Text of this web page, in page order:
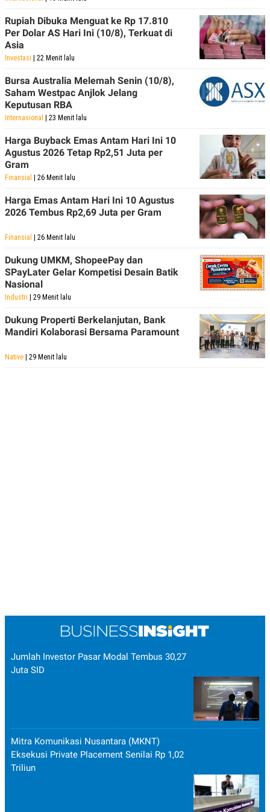
Rupiah Dibuka Menguat ke Rp 17.810
Per Dolar AS Hari Ini (10/8), Terkuat di
Asia
Investasi | 22 Menit lalu
Bursa Australia Melemah Senin (10/8),
Saham Westpac Anjlok Jelang
Keputusan RBA
Internasional | 23 Menit lalu
Harga Buyback Emas Antam Hari Ini 10
Agustus 2026 Tetap Rp2,51 Juta per
Gram
Finansial | 26 Menit lalu
Harga Emas Antam Hari Ini 10 Agustus
2026 Tembus Rp2,69 Juta per Gram
Finansial | 26 Menit lalu
Dukung UMKM, ShopeePay dan
SPayLater Gelar Kompetisi Desain Batik
Nasional
Industri | 29 Menit lalu
Dukung Properti Berkelanjutan, Bank
Mandiri Kolaborasi Bersama Paramount
Native | 29 Menit lalu
Jumlah Investor Pasar Modal Tembus 30,27
Juta SID
Mitra Komunikasi Nusantara (MKNT)
Eksekusi Private Placement Senilai Rp 1,02
Triliun